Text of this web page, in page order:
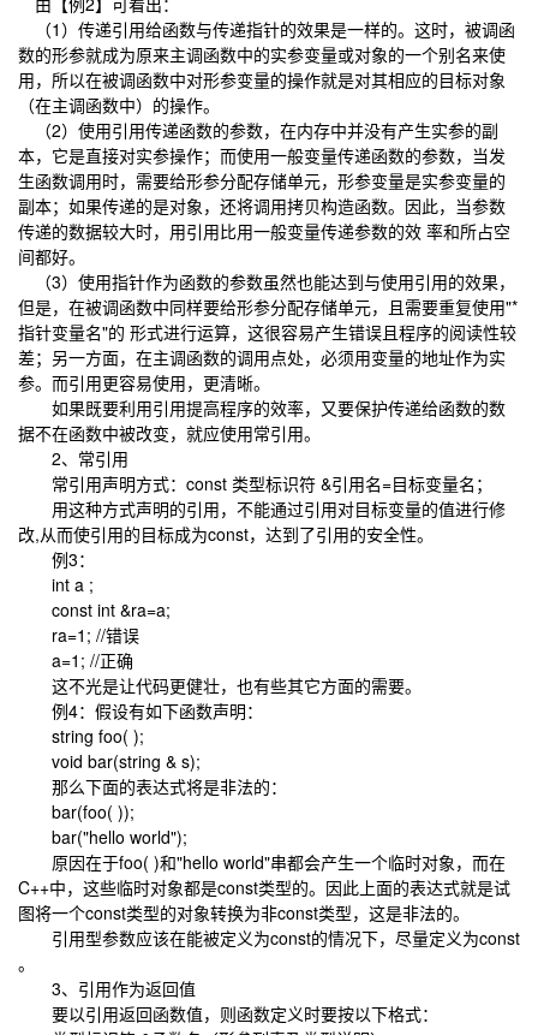
（1）传递引用给函数与传递指针的效果是一样的。这时，被调函
数的形参就成为原来主调函数中的实参变量或对象的一个别名来使
用，所以在被调函数中对形参变量的操作就是对其相应的目标对象
（在主调函数中）的操作。
（2）使用引用传递函数的参数，在内存中并没有产生实参的副
本，它是直接对实参操作；而使用一般变量传递函数的参数，当发
生函数调用时，需要给形参分配存储单元，形参变量是实参变量的
副本；如果传递的是对象，还将调用拷贝构造函数。因此，当参数
传递的数据较大时，用引用比用一般变量传递参数的效 率和所占空
间都好。
（3）使用指针作为函数的参数虽然也能达到与使用引用的效果，
但是，在被调函数中同样要给形参分配存储单元，且需要重复使用"*
指针变量名"的 形式进行运算，这很容易产生错误且程序的阅读性较
差；另一方面，在主调函数的调用点处，必须用变量的地址作为实
参。而引用更容易使用，更清晰。
如果既要利用引用提高程序的效率，又要保护传递给函数的数
据不在函数中被改变，就应使用常引用。
2、常引用
常引用声明方式：const 类型标识符 &引用名=目标变量名；
用这种方式声明的引用，不能通过引用对目标变量的值进行修
改,从而使引用的目标成为const，达到了引用的安全性。
例3：
int a ;
const int &ra=a;
ra=1; //错误
a=1; //正确
这不光是让代码更健壮，也有些其它方面的需要。
例4：假设有如下函数声明：
string foo( );
void bar(string & s);
那么下面的表达式将是非法的：
bar(foo( ));
bar("hello world");
原因在于foo( )和"hello world"串都会产生一个临时对象，而在
C++中，这些临时对象都是const类型的。因此上面的表达式就是试
图将一个const类型的对象转换为非const类型，这是非法的。
引用型参数应该在能被定义为const的情况下，尽量定义为const
。
3、引用作为返回值
要以引用返回函数值，则函数定义时要按以下格式：